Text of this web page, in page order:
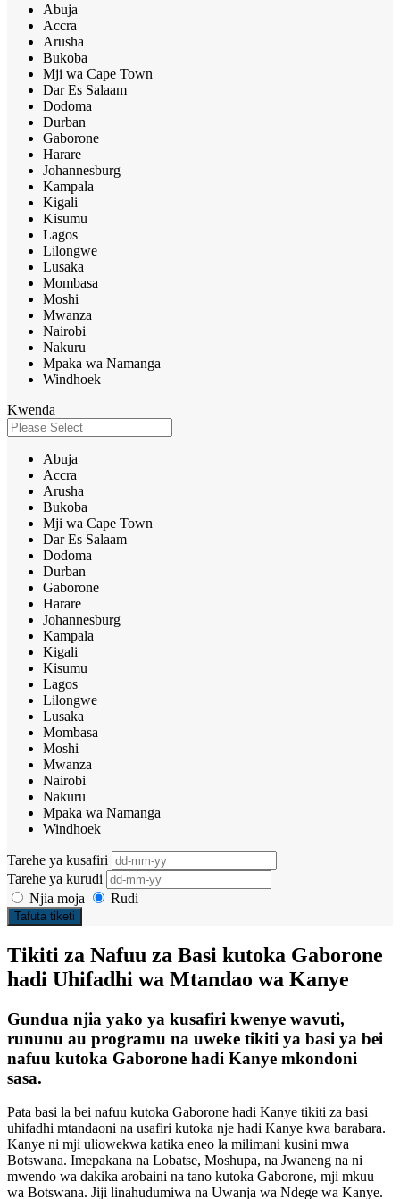
Abuja
Accra
Arusha
Bukoba
Mji wa Cape Town
Dar Es Salaam
Dodoma
Durban
Gaborone
Harare
Johannesburg
Kampala
Kigali
Kisumu
Lagos
Lilongwe
Lusaka
Mombasa
Moshi
Mwanza
Nairobi
Nakuru
Mpaka wa Namanga
Windhoek
Kwenda
Abuja
Accra
Arusha
Bukoba
Mji wa Cape Town
Dar Es Salaam
Dodoma
Durban
Gaborone
Harare
Johannesburg
Kampala
Kigali
Kisumu
Lagos
Lilongwe
Lusaka
Mombasa
Moshi
Mwanza
Nairobi
Nakuru
Mpaka wa Namanga
Windhoek
Tarehe ya kusafiri
Tarehe ya kurudi
Njia moja
Rudi
Tafuta tiketi
Tikiti za Nafuu za Basi kutoka Gaborone
hadi Uhifadhi wa Mtandao wa Kanye
Gundua njia yako ya kusafiri kwenye wavuti,
rununu au programu na uweke tikiti ya basi ya bei
nafuu kutoka Gaborone hadi Kanye mkondoni
sasa.
Pata basi la bei nafuu kutoka Gaborone hadi Kanye tikiti za basi
uhifadhi mtandaoni na usafiri kutoka nje hadi Kanye kwa barabara.
Kanye ni mji uliowekwa katika eneo la milimani kusini mwa
Botswana. Imepakana na Lobatse, Moshupa, na Jwaneng na ni
mwendo wa dakika arobaini na tano kutoka Gaborone, mji mkuu
wa Botswana. Jiji linahudumiwa na Uwanja wa Ndege wa Kanye.